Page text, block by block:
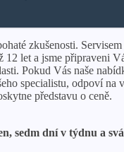
zkušenosti.
12 let a jsme připraveni
Pokud Vás naše
specialistu, odpoví na
představu o ceně.
sedm dní v týdnu a